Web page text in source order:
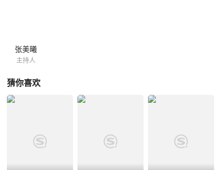
张美曦
主持人
猜你喜欢